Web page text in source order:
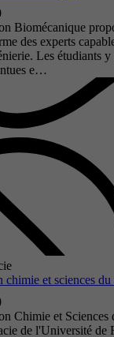
Biomécanique
des experts
Les étudiants y
e…
chimie et sciences
Chimie et Sciences
de l'Université de